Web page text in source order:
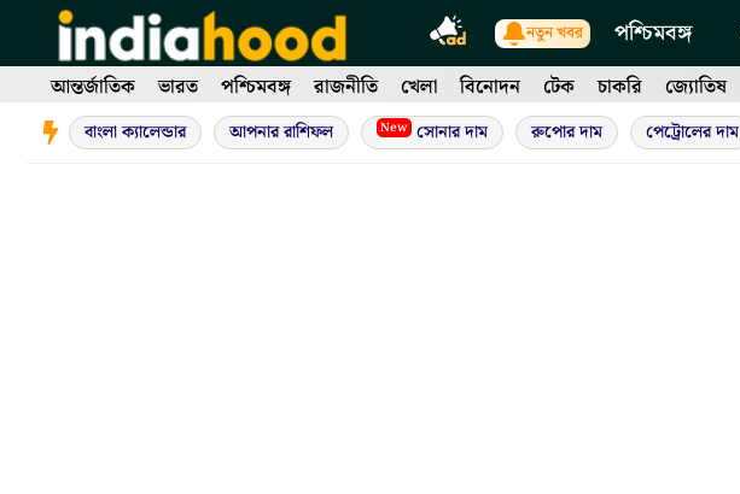
content
নতুন খবর পশ্চিমবঙ্গ
আন্তর্জাতিক ভারত পশ্চিমবঙ্গ রাজনীতি খেলা বিনোদন টেক চাকরি জ্যোতিষ
বাংলা ক্যালেন্ডার আপনার রাশিফল New সোনার দাম রুপোর দাম পেট্রোলের দাম